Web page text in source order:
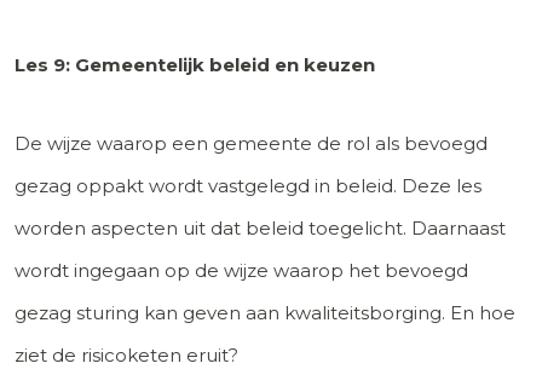
Les 9: Gemeentelijk beleid en keuzen
De wijze waarop een gemeente de rol als bevoegd
gezag oppakt wordt vastgelegd in beleid. Deze les
worden aspecten uit dat beleid toegelicht. Daarnaast
wordt ingegaan op de wijze waarop het bevoegd
gezag sturing kan geven aan kwaliteitsborging. En hoe
ziet de risicoketen eruit?